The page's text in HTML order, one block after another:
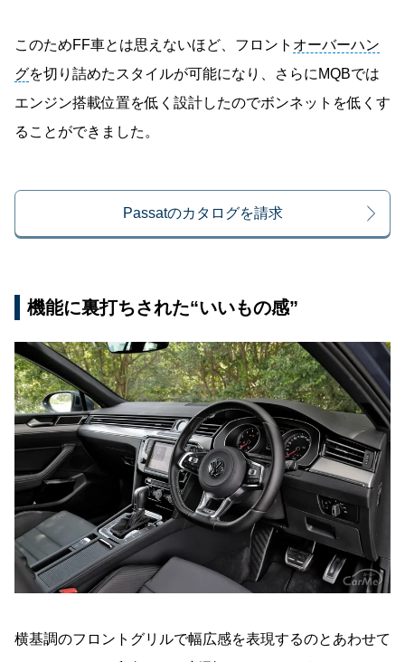
このためFF車とは思えないほど、フロント オーバーハン
グを切り詰めたスタイルが可能になり、さらにMQBでは
エンジン搭載位置を低く設計したのでボンネットを低くす
ることができました。
Passatのカタログを請求
機能に裏打ちされた“いいもの感”
横基調のフロントグリルで幅広感を表現するのとあわせて